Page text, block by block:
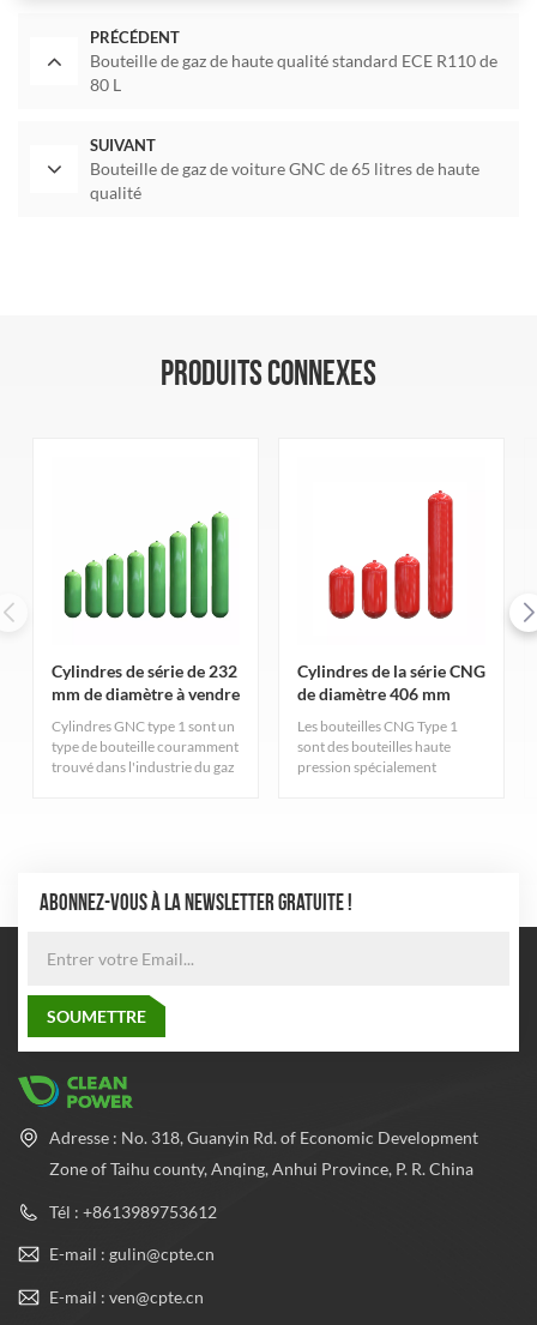
PRÉCÉDENT
Bouteille de gaz de haute qualité standard ECE R110 de
80 L
SUIVANT
Bouteille de gaz de voiture GNC de 65 litres de haute
qualité
PRODUITS CONNEXES
Cylindres de série de 232
mm de diamètre à vendre
Cylindres GNC type 1 sont un
type de bouteille couramment
trouvé dans l'industrie du gaz
Cylindres de la série CNG
de diamètre 406 mm
Les bouteilles CNG Type 1
sont des bouteilles haute
pression spécialement
cylindre adopte le processus
les performances de sécurité
ABONNEZ-VOUS À LA NEWSLETTER GRATUITE !
Adresse : No. 318, Guanyin Rd. of Economic Development
Zone of Taihu county, Anqing, Anhui Province, P. R. China
Tél : +8613989753612
E-mail : gulin@cpte.cn
E-mail : ven@cpte.cn